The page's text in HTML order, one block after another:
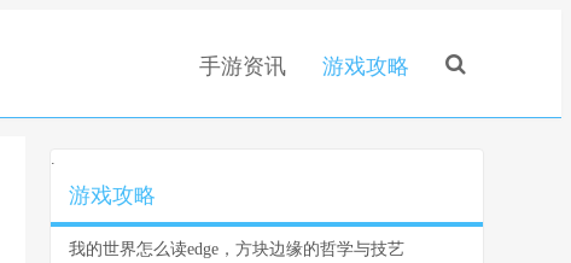
手游资讯 游戏攻略
.
游戏攻略
我的世界怎么读edge，方块边缘的哲学与技艺